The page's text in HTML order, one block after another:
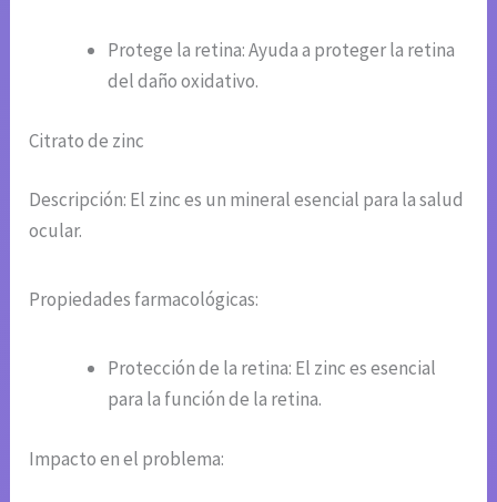
Protege la retina: Ayuda a proteger la retina
del daño oxidativo.
Citrato de zinc
Descripción: El zinc es un mineral esencial para la salud
ocular.
Propiedades farmacológicas:
Protección de la retina: El zinc es esencial
para la función de la retina.
Impacto en el problema: